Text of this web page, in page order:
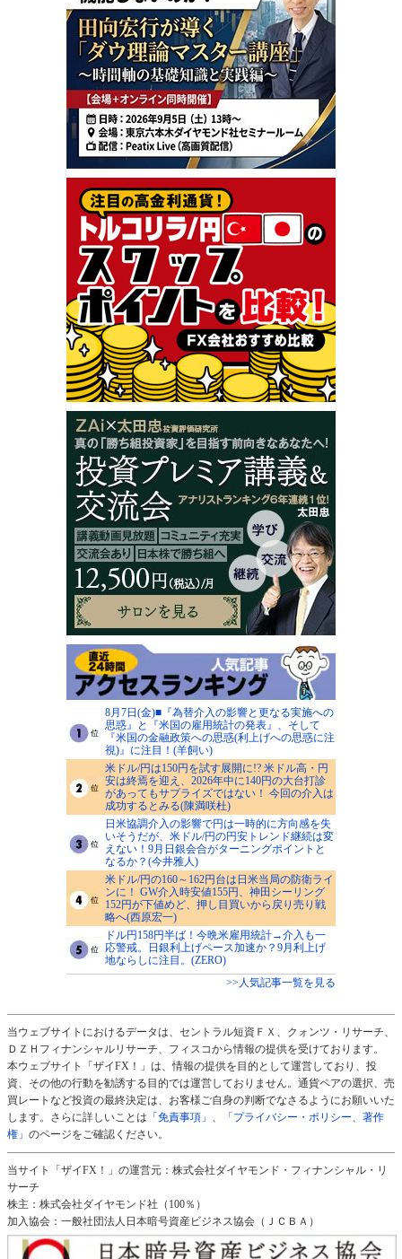
8月7日(金)■『為替介入の影響と更なる実施への
思惑』と『米国の雇用統計の発表』、そして
『米国の金融政策への思惑(利上げへの思惑に注
視)』に注目！(羊飼い)
米ドル/円は150円を試す展開に!? 米ドル高・円
安は終焉を迎え、2026年中に140円の大台打診
があってもサプライズではない！ 今回の介入は
成功するとみる(陳満咲杜)
日米協調介入の影響で円は一時的に方向感を失
いそうだが、米ドル/円の円安トレンド継続は変
えない！9月日銀会合がターニングポイントと
なるか？(今井雅人)
米ドル/円の160～162円台は日米当局の防衛ライ
ンに！ GW介入時安値155円、神田シーリング
152円が下値めど、押し目買いから戻り売り戦
略へ(西原宏一)
ドル円158円半ば！今晩米雇用統計→介入も一
応警戒。日銀利上げペース加速か？9月利上げ
地ならしに注目。(ZERO)
>>人気記事一覧を見る
当ウェブサイトにおけるデータは、セントラル短資ＦＸ、クォンツ・リサーチ、
ＤＺＨフィナンシャルリサーチ、フィスコから情報の提供を受けております。
本ウェブサイト「ザイFX！」は、情報の提供を目的として運営しており、投
資、その他の行動を勧誘する目的では運営しておりません。通貨ペアの選択、売
買レートなど投資の最終決定は、お客様ご自身の判断でなさるようにお願いいた
します。さらに詳しいことは 「免責事項」 、
「プライバシー・ポリシー、著作
権」 のページをご確認ください。
当サイト「ザイFX！」の運営元：株式会社ダイヤモンド・フィナンシャル・リ
サーチ
株主：株式会社ダイヤモンド社（100％）
加入協会：一般社団法人日本暗号資産ビジネス協会（ＪＣＢＡ）